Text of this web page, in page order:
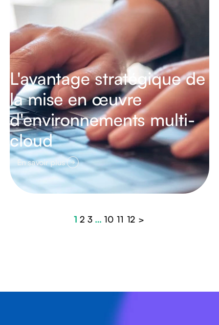
L'avantage stratégique de
la mise en œuvre
d'environnements multi-
cloud
En savoir plus
1 2 3 … 10 11 12 >